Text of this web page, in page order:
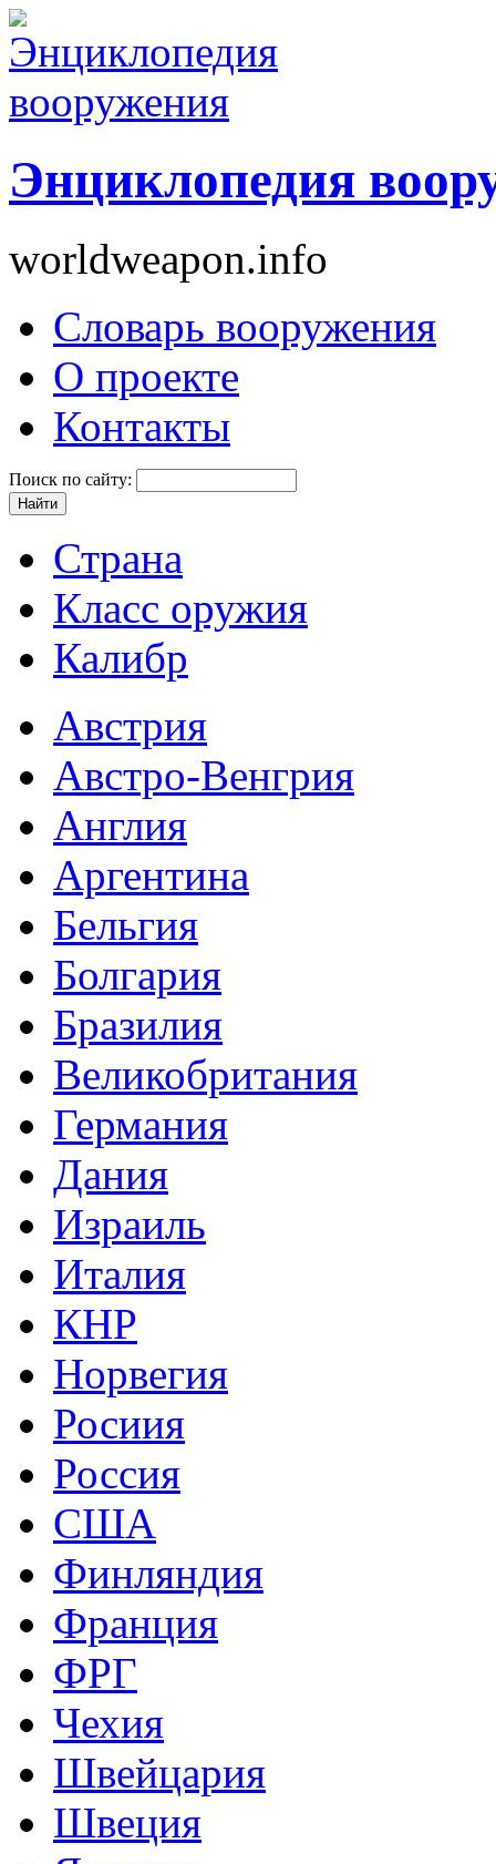
Энциклопедия
worldweapon.info
Словарь вооружения
О проекте
Контакты
Поиск по сайту:
Страна
Класс оружия
Калибр
Австрия
Австро-Венгрия
Англия
Аргентина
Бельгия
Болгария
Бразилия
Великобритания
Германия
Дания
Израиль
Италия
КНР
Норвегия
Росиия
Россия
США
Финляндия
Франция
ФРГ
Чехия
Швейцария
Швеция